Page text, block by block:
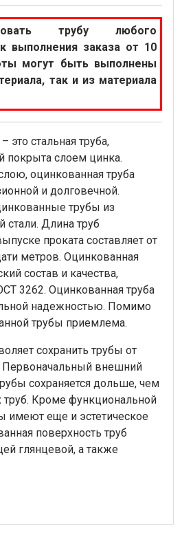
трубу любого
выполнения заказа от 10
могут быть выполнены
так и из материала
это стальная труба,
покрыта слоем цинка.
оцинкованная труба
и долговечной.
трубы из
стали. Длина труб
проката составляет от
метров. Оцинкованная
состав и качества,
3262. Оцинкованная труба
надежностью. Помимо
трубы приемлема.
сохранить трубы от
Первоначальный внешний
сохраняется дольше, чем
Кроме функциональной
имеют еще и эстетическое
поверхность труб
глянцевой, а также